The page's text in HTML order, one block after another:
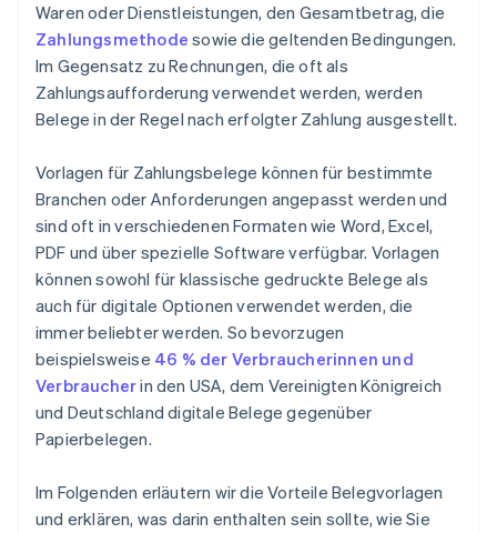
Waren oder Dienstleistungen, den Gesamtbetrag, die
Zahlungsmethode sowie die geltenden Bedingungen.
Im Gegensatz zu Rechnungen, die oft als
Zahlungsaufforderung verwendet werden, werden
Belege in der Regel nach erfolgter Zahlung ausgestellt.
Vorlagen für Zahlungsbelege können für bestimmte
Branchen oder Anforderungen angepasst werden und
sind oft in verschiedenen Formaten wie Word, Excel,
PDF und über spezielle Software verfügbar. Vorlagen
können sowohl für klassische gedruckte Belege als
auch für digitale Optionen verwendet werden, die
immer beliebter werden. So bevorzugen
beispielsweise 46 % der Verbraucherinnen und
Verbraucherin den USA, dem Vereinigten Königreich
und Deutschland digitale Belege gegenüber
Papierbelegen.
Im Folgenden erläutern wir die Vorteile Belegvorlagen
und erklären, was darin enthalten sein sollte, wie Sie